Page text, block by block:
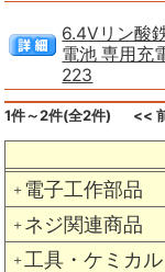
＋ 電子工作部品
＋ ネジ関連商品
＋ 工具・ケミカ
6.4Vリン酸
電池 専用
223
1件～2件(全2件) <<